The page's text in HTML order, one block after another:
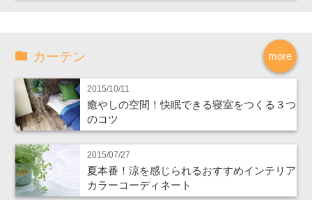
more
カーテン
2015/10/11
癒やしの空間！快眠できる寝室をつくる３つ
のコツ
2015/07/27
夏本番！涼を感じられるおすすめインテリア
カラーコーディネート